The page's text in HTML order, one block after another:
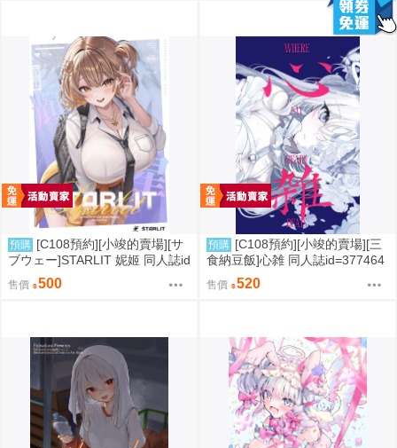
預購 [C108預約][小竣的賣場][サ
ブウェー]STARLIT 妮姬 同人誌id
=3785606
售價 500
預購 [C108預約][小竣的賣場][三
食納豆飯]心雑 同人誌id=377464
售價 520